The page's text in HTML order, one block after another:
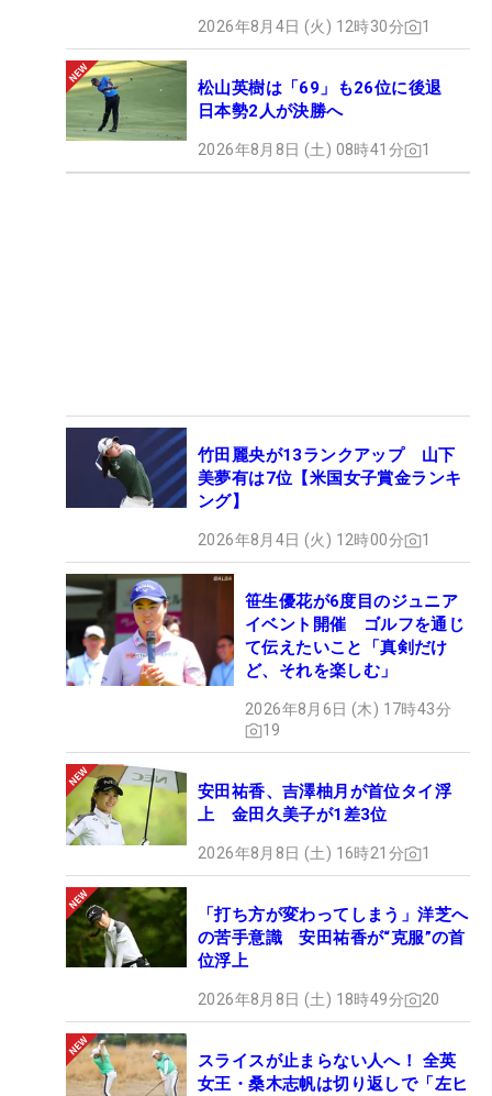
2026年8月4日 (火) 12時30分 1
松山英樹は「69」も26位に後退
日本勢2人が決勝へ
2026年8月8日 (土) 08時41分 1
竹田麗央が13ランクアップ 山下
美夢有は7位【米国女子賞金ランキ
ング】
2026年8月4日 (火) 12時00分 1
笹生優花が6度目のジュニア
イベント開催 ゴルフを通じ
て伝えたいこと「真剣だけ
ど、それを楽しむ」
2026年8月6日 (木) 17時43分
19
安田祐香、吉澤柚月が首位タイ浮
上 金田久美子が1差3位
2026年8月8日 (土) 16時21分 1
「打ち方が変わってしまう」洋芝へ
の苦手意識 安田祐香が“克服”の首
位浮上
2026年8月8日 (土) 18時49分 20
スライスが止まらない人へ！ 全英
女王・桑木志帆は切り返しで「左ヒ